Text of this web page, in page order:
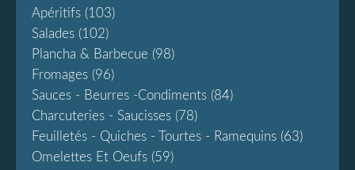
Apéritifs (103)
Salades (102)
Plancha & Barbecue (98)
Fromages (96)
Sauces - Beurres -condiments (84)
Charcuteries - Saucisses (78)
Feuilletés - Quiches - Tourtes - Ramequins (63)
Omelettes Et Oeufs (59)